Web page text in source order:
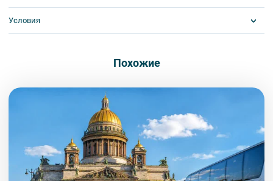
соблюдение которых сделает ваш отдых приятным, комфортным
и безопасным.
- употреблять алкоголь,
- перемещаться по салону во время движения автобуса,
- провозить предметы, имеющие резкий запах,
- провозить острые, колющие и режущие предметы,
- мусорить.
2. Пожалуйста, будьте вежливы по отношению друг к другу:
не разговаривайте громко, не мешайте другим пассажирам и, по
Условия
Похожие